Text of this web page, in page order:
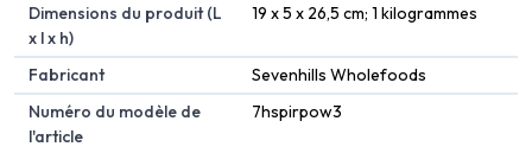
Dimensions du produit (L
x l x h)
19 x 5 x 26,5 cm; 1 kilogrammes
Fabricant
Sevenhills Wholefoods
Numéro du modèle de
l'article
7hspirpow3